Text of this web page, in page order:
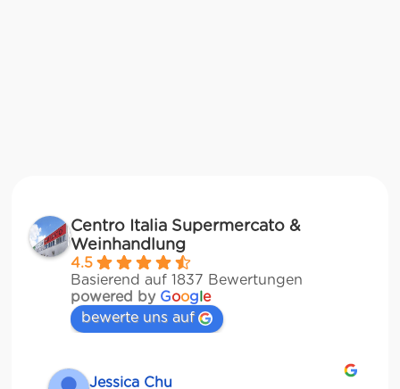
Centro Italia Supermercato &
Weinhandlung
4.5
Basierend auf 1837 Bewertungen
powered by Google
bewerte uns auf
Jessica Chu